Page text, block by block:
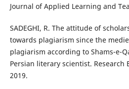
Journal of Applied Learning and
SADEGHI, R. The attitude of
towards plagiarism since the
plagiarism according to Shams-e-
Persian literary scientist. Research
2019.